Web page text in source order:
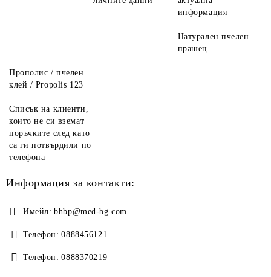
информация
Натурален пчелен
прашец
Прополис / пчелен
клей / Propolis 123
Списък на клиенти,
които не си вземат
поръчките след като
са ги потвърдили по
телефона
Информация за контакти:
Имейл: bhbp@med-bg.com
Телефон: 0888456121
Телефон: 0888370219